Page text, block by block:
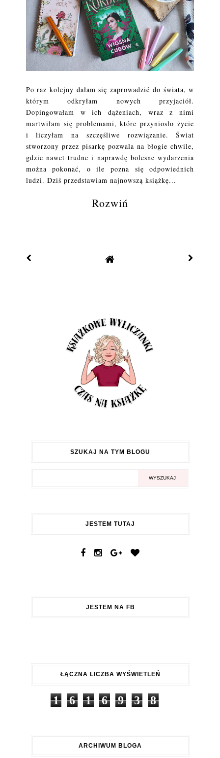
Po raz kolejny dałam się zaprowadzić do świata, w
którym odkryłam nowych przyjaciół.
Dopingowałam w ich dążeniach, wraz z nimi
martwiłam się problemami, które przyniosło życie
i liczyłam na szczęśliwe rozwiązanie. Świat
stworzony przez pisarkę pozwala na błogie chwile,
gdzie nawet trudne i naprawdę bolesne wydarzenia
można pokonać, o ile pozna się odpowiednich
ludzi. Dziś przedstawiam najnowszą książkę...
Rozwiń
SZUKAJ NA TYM BLOGU
JESTEM TUTAJ
JESTEM NA FB
ŁĄCZNA LICZBA WYŚWIETLEŃ
1 6 1 6 9 3 8
ARCHIWUM BLOGA